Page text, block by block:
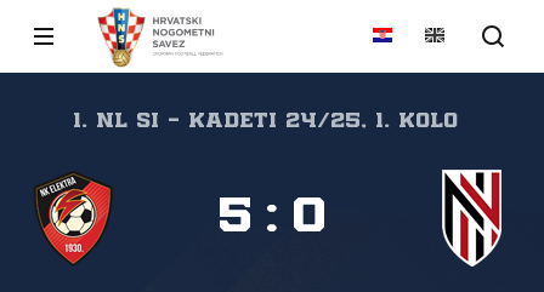
1. NL SI - Kadeti 24/25, 1. kolo
5 : 0